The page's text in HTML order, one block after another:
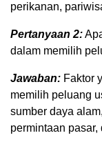
perikanan,
Pertanyaan 2:
dalam memilih
Jawaban: Faktor
memilih peluang
sumber daya
permintaan